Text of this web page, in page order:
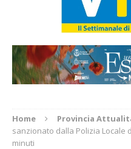
Home Provincia
sanzionato dalla Polizia Locale
minuti